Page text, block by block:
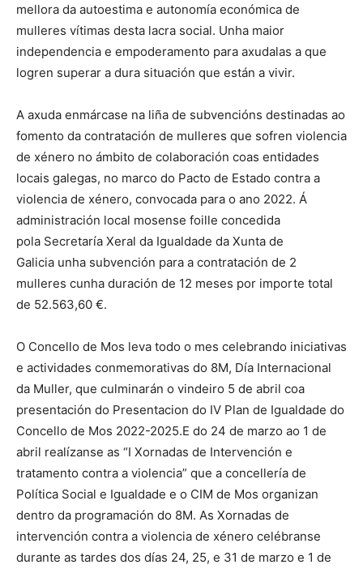
mellora da autoestima e autonomía económica de
mulleres vítimas desta lacra social. Unha maior
independencia e empoderamento para axudalas a que
logren superar a dura situación que están a vivir.
A axuda enmárcase na liña de subvencións destinadas ao
fomento da contratación de mulleres que sofren violencia
de xénero no ámbito de colaboración coas entidades
locais galegas, no marco do Pacto de Estado contra a
violencia de xénero, convocada para o ano 2022. Á
administración local mosense foille concedida
pola Secretaría Xeral da Igualdade da Xunta de
Galicia unha subvención para a contratación de 2
mulleres cunha duración de 12 meses por importe total
de 52.563,60 €.
O Concello de Mos leva todo o mes celebrando iniciativas
e actividades conmemorativas do 8M, Día Internacional
da Muller, que culminarán o vindeiro 5 de abril coa
presentación do Presentacion do IV Plan de Igualdade do
Concello de Mos 2022-2025.E do 24 de marzo ao 1 de
abril realízanse as “I Xornadas de Intervención e
tratamento contra a violencia” que a concellería de
Política Social e Igualdade e o CIM de Mos organizan
dentro da programación do 8M. As Xornadas de
intervención contra a violencia de xénero celébranse
durante as tardes dos días 24, 25, e 31 de marzo e 1 de